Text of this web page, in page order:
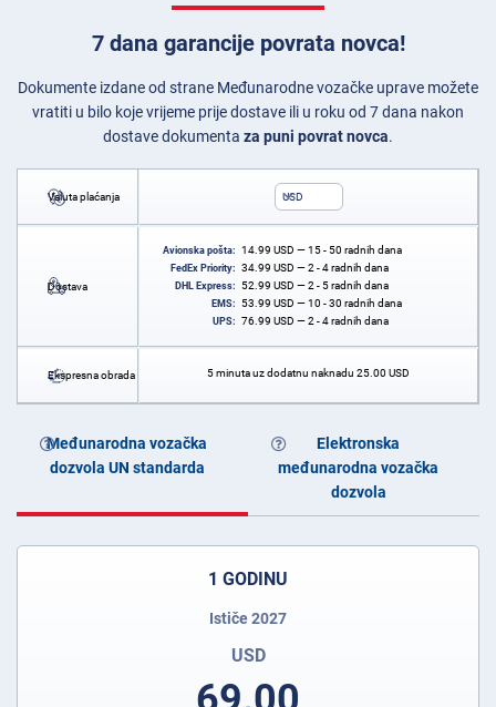
7 dana garancije povrata novca!
Dokumente izdane od strane Međunarodne vozačke uprave možete
vratiti u bilo koje vrijeme prije dostave ili u roku od 7 dana nakon
dostave dokumenta za puni povrat novca.
Valuta plaćanja USD
Dostava
Avionska pošta: 14.99 USD — 15 - 50 radnih dana
FedEx Priority: 34.99 USD — 2 - 4 radnih dana
DHL Express: 52.99 USD — 2 - 5 radnih dana
EMS: 53.99 USD — 10 - 30 radnih dana
UPS: 76.99 USD — 2 - 4 radnih dana
Ekspresna obrada 5 minuta uz dodatnu naknadu 25.00 USD
Međunarodna vozačka
dozvola UN standarda
Elektronska
međunarodna vozačka
dozvola
1 GODINU
Ističe 2027
USD